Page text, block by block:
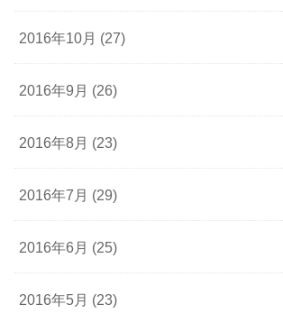
2016年10月 (27)
2016年9月 (26)
2016年8月 (23)
2016年7月 (29)
2016年6月 (25)
2016年5月 (23)